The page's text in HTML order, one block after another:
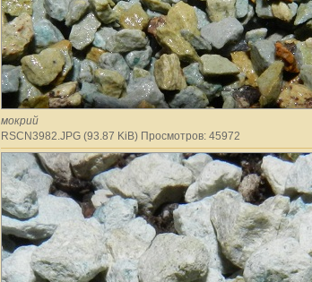
мокрий
RSCN3982.JPG (93.87 KiB) Просмотров: 45972